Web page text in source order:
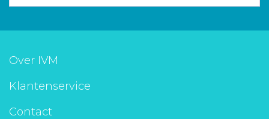
Over IVM
Klantenservice
Contact